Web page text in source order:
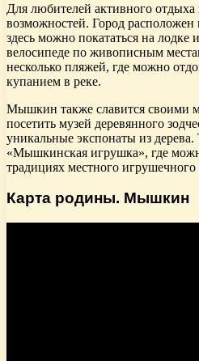
Для любителей активного
возможностей. Город расположен
здесь можно покататься на лодке
велосипеде по живописным
несколько пляжей, где можно
купанием в реке.
Мышкин также славится своими
посетить музей деревянного
уникальные экспонаты из дерева.
«Мышкинская игрушка», где
традициях местного игрушечного
Карта родины. Мышкин